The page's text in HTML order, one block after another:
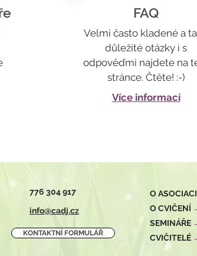
FAQ
Velmi často kladené a
důležité otázky i s
odpověďmi najdete na
stránce. Čtěte! :-)
Více informací
776 304 917
info@cadj.cz
KONTAKTNÍ FORMULÁŘ
O ASOCIACI
O CVIČENÍ
SEMINÁŘE
CVIČITELÉ